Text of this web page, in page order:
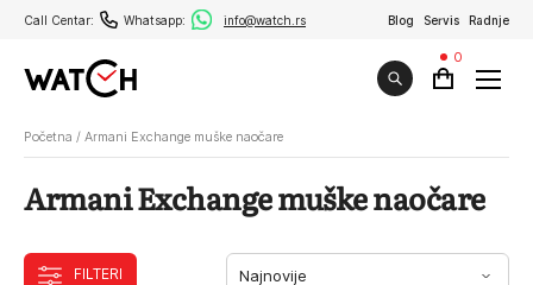
Call Centar: Whatsapp: info@watch.rs Blog Servis Radnje
0
Početna / Armani Exchange muške naočare
Armani Exchange muške naočare
FILTERI